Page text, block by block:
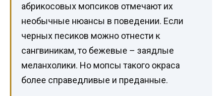
абрикосовых мопсиков отмечают их
необычные нюансы в поведении. Если
черных песиков можно отнести к
сангвиникам, то бежевые – заядлые
меланхолики. Но мопсы такого окраса
более справедливые и преданные.